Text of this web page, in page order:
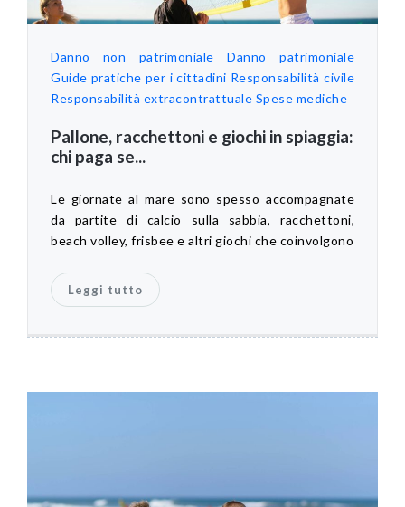
Danno non patrimoniale
Danno patrimoniale
Guide pratiche per i cittadini Responsabilità civile
Responsabilità extracontrattuale Spese mediche
Pallone, racchettoni e giochi in spiaggia:
chi paga se...
Le giornate al mare sono spesso accompagnate
da partite di calcio sulla sabbia, racchettoni,
beach volley, frisbee e altri giochi che coinvolgono
Leggi tutto